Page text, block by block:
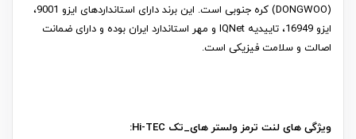
(DONGWOO) کره جنوبی است. این برند دارای استانداردهای ایزو 9001،
ایزو 16949، تاییدیه IQNet و مهر استاندارد ایران بوده و دارای ضمانت
اصالت و سلامت فیزیکی است.
ویژگی های لنت ترمز ولستر های_تک Hi-TEC: